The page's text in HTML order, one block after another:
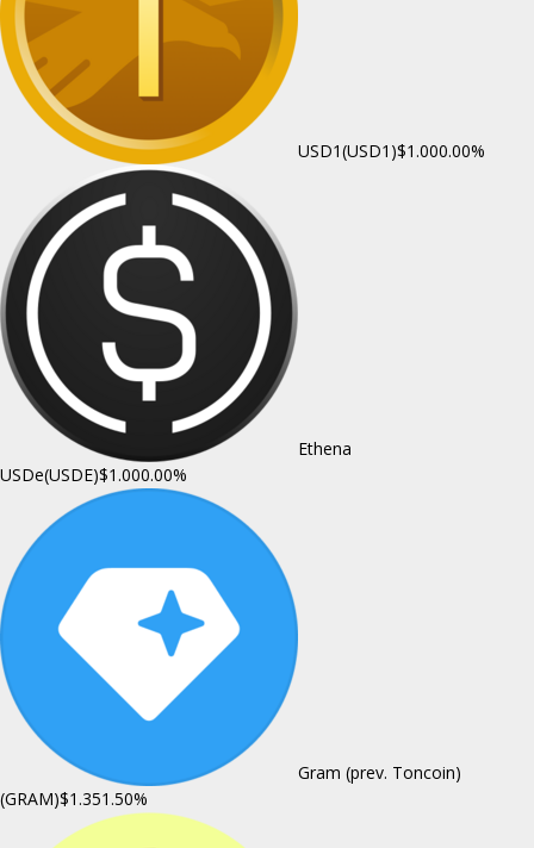
USD1(USD1)$1.000.00%
Ethena
USDe(USDE)$1.000.00%
Gram (prev. Toncoin)
(GRAM)$1.351.50%